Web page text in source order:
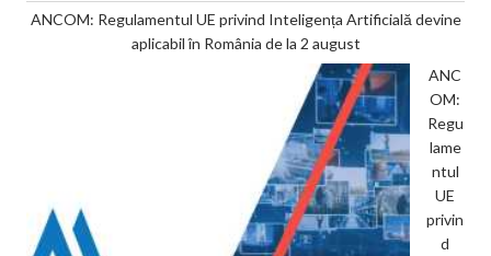
ANCOM: Regulamentul UE privind Inteligența Artificială devine
aplicabil în România de la 2 august
ANC
OM:
Regu
lame
ntul
UE
privin
d